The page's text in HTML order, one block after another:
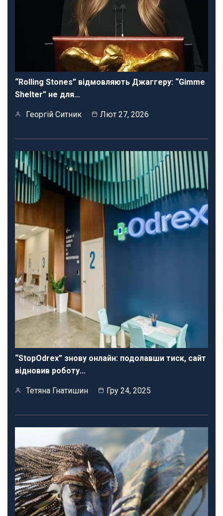
“Rolling Stones” відмовляють Джаггеру: “Gimme
Shelter” не для…
Георгій Ситник Лют 27, 2026
“StopOdrex” знову онлайн: подолавши тиск, сайт
відновив роботу…
Тетяна Гнатишин Гру 24, 2025